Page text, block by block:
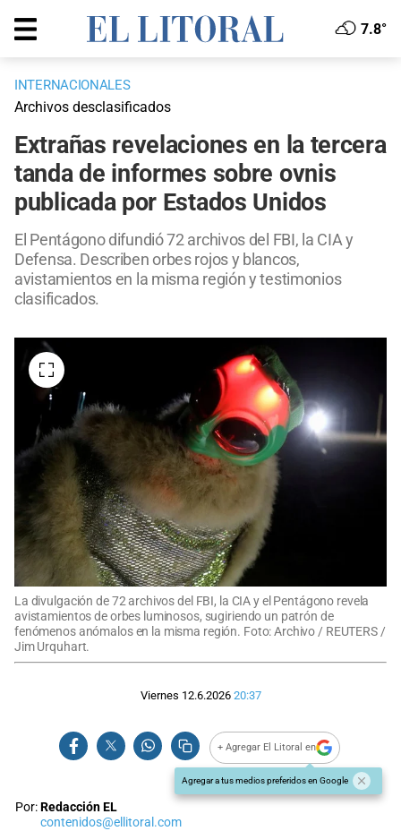
7.8°
INTERNACIONALES
Archivos desclasificados
Extrañas revelaciones en la tercera
tanda de informes sobre ovnis
publicada por Estados Unidos
El Pentágono difundió 72 archivos del FBI, la CIA y
Defensa. Describen orbes rojos y blancos,
avistamientos en la misma región y testimonios
clasificados.
La divulgación de 72 archivos del FBI, la CIA y el Pentágono revela
avistamientos de orbes luminosos, sugiriendo un patrón de
fenómenos anómalos en la misma región. Foto: Archivo / REUTERS /
Jim Urquhart.
Viernes 12.6.2026 20:37
+ Agregar El Litoral en
Agregar a tus medios preferidos en Google
Por:Redacción EL
contenidos@ellitoral.com